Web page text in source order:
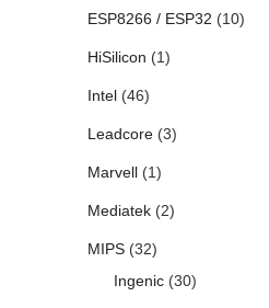
ESP8266 / ESP32 (10)
HiSilicon (1)
Intel(46)
Leadcore(3)
Marvell(1)
Mediatek(2)
MIPS(32)
Ingenic(30)